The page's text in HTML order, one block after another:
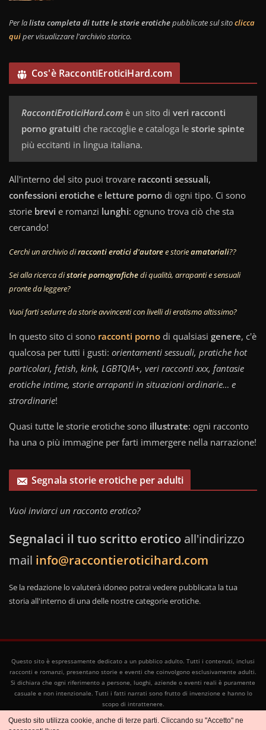
Per lalista completa di tutte le storie erotichepubblicate sul sitoclicca
quiper visualizzare l'archivio storico.
Cos'è RaccontiEroticiHard.com
RaccontiEroticiHard.com è un sito di veri racconti
porno gratuiti che raccoglie e cataloga le storie spinte
più eccitanti in lingua italiana.
All'interno del sito puoi trovare racconti sessuali,
confessioni erotiche e letture porno di ogni tipo. Ci sono
storie brevi e romanzi lunghi: ognuno trova ciò che sta
cercando!
Cerchi un archivio diracconti erotici d'autoree storieamatoriali??
Sei alla ricerca distorie pornografichedi qualità, arrapanti e sensuali
pronte da leggere?
Vuoi farti sedurre da storie avvincenti con livelli di erotismo altissimo?
In questo sito ci sono racconti porno di qualsiasi genere, c'è
qualcosa per tutti i gusti: orientamenti sessuali, pratiche hot
particolari, fetish, kink, LGBTQIA+, veri racconti xxx, fantasie
erotiche intime, storie arrapanti in situazioni ordinarie… e
strordinarie!
Quasi tutte le storie erotiche sono illustrate: ogni racconto
ha una o più immagine per farti immergere nella narrazione!
Segnala storie erotiche per adulti
Vuoi inviarci un racconto erotico?
Segnalaci il tuo scritto erotico all'indirizzo
mail info@raccontieroticihard.com
Se la redazione lo valuterà idoneo potrai vedere pubblicata la tua
storia all'interno di una delle nostre categorie erotiche.
Questo sito è espressamente dedicato a un pubblico adulto. Tutti i contenuti, inclusi
racconti e romanzi, presentano storie e eventi che coinvolgono esclusivamente adulti.
Si dichiara che ogni riferimento a persone, luoghi, aziende o eventi reali è puramente
casuale e non intenzionale. Tutti i fatti narrati sono frutto di invenzione e hanno lo
scopo di intrattenere.
Copyright © 2026Racconti Erotici- Tutti i diritti riservati
Questo sito utilizza cookie, anche di terze parti. Cliccando su "Accetto" ne